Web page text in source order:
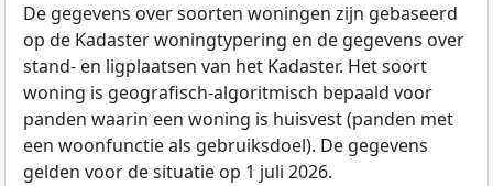
De gegevens over soorten woningen zijn gebaseerd
op de Kadaster woningtypering en de gegevens over
stand- en ligplaatsen van het Kadaster. Het soort
woning is geografisch-algoritmisch bepaald voor
panden waarin een woning is huisvest (panden met
een woonfunctie als gebruiksdoel). De gegevens
gelden voor de situatie op 1 juli 2026.